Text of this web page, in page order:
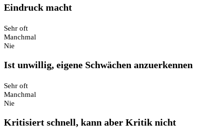
Eindruck macht
Sehr oft
Manchmal
Nie
Ist unwillig, eigene Schwächen anzuerkennen
Sehr oft
Manchmal
Nie
Kritisiert schnell, kann aber Kritik nicht